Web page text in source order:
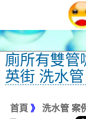
廁所有雙管
英街 洗水管
首頁 》 洗水管 案